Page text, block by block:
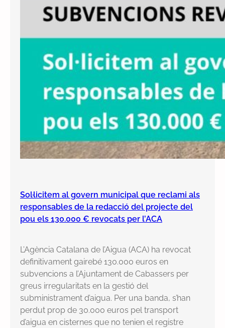
Sol·licitem al govern municipal que reclami als
responsables de la redacció del projecte del
pou els 130.000 € revocats per l’ACA
L’Agència Catalana de l’Aigua (ACA) ha revocat
definitivament gairebé 130.000 euros en
subvencions a l’Ajuntament de Cabassers per
greus irregularitats en la gestió del
subministrament d’aigua. Per una banda, s’han
perdut prop de 30.000 euros pel transport
d’aigua en cisternes que no tenien el registre